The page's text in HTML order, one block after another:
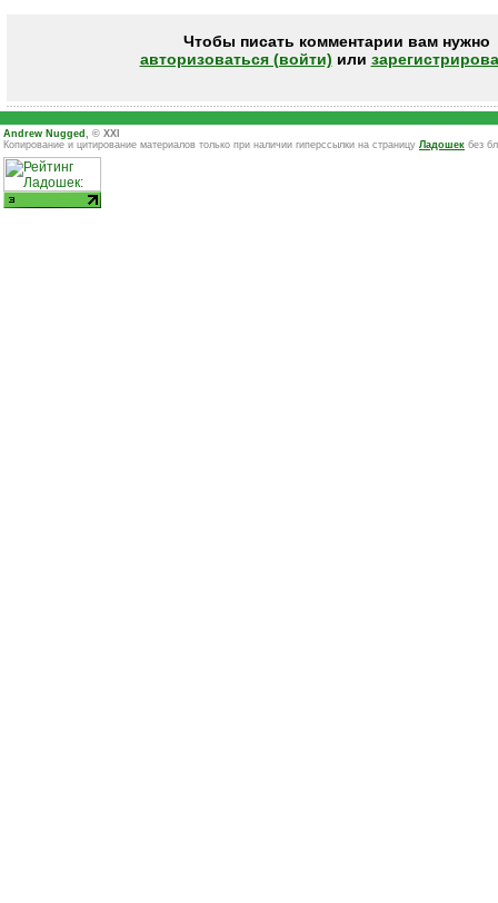
Чтобы писать комментарии вам нужно
авторизоваться (войти) или
Andrew Nugged , © XXI
Копирование и цитирование материалов только при наличии гиперссылки на страницу Ладошек без